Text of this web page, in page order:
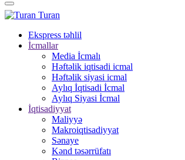
Turan
Ekspress təhlil
İcmallar
Media İcmalı
Həftəlik iqtisadi icmal
Həftəlik siyasi icmal
Aylıq İqtisadi İcmal
Aylıq Siyasi İcmal
İqtisadiyyat
Maliyyə
Makroiqtisadiyyat
Sənaye
Kənd təsərrüfatı